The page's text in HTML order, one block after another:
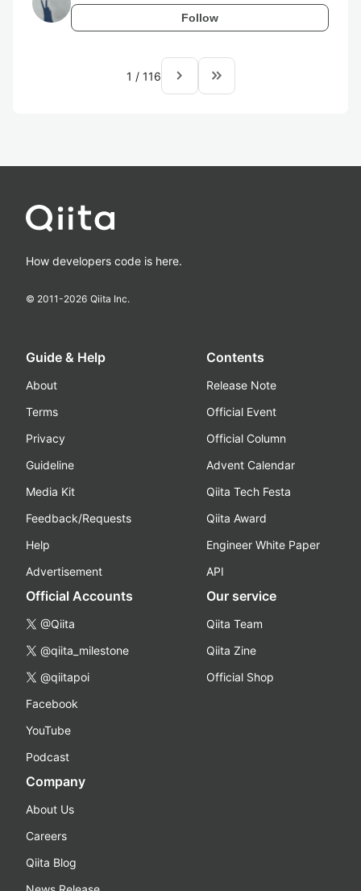
Follow
1 / 116 navigate_next keyboard_double_arrow_right
How developers code is here.
© 2011-2026 Qiita Inc.
Guide & Help
About
Terms
Privacy
Guideline
Media Kit
Feedback/Requests
Help
Advertisement
Contents
Release Note
Official Event
Official Column
Advent Calendar
Qiita Tech Festa
Qiita Award
Engineer White Paper
API
Official Accounts
@Qiita
@qiita_milestone
@qiitapoi
Facebook
YouTube
Podcast
Our service
Qiita Team
Qiita Zine
Official Shop
Company
About Us
Careers
Qiita Blog